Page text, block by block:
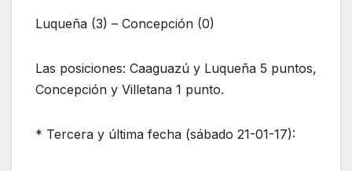
Luqueña (3) – Concepción (0)
Las posiciones: Caaguazú y Luqueña 5 puntos,
Concepción y Villetana 1 punto.
* Tercera y última fecha (sábado 21-01-17):